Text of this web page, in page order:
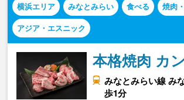
横浜エリア みなとみらい 食べる
焼肉
アジア・エスニック
本格焼肉 カ
みなとみらい線 み
歩1分